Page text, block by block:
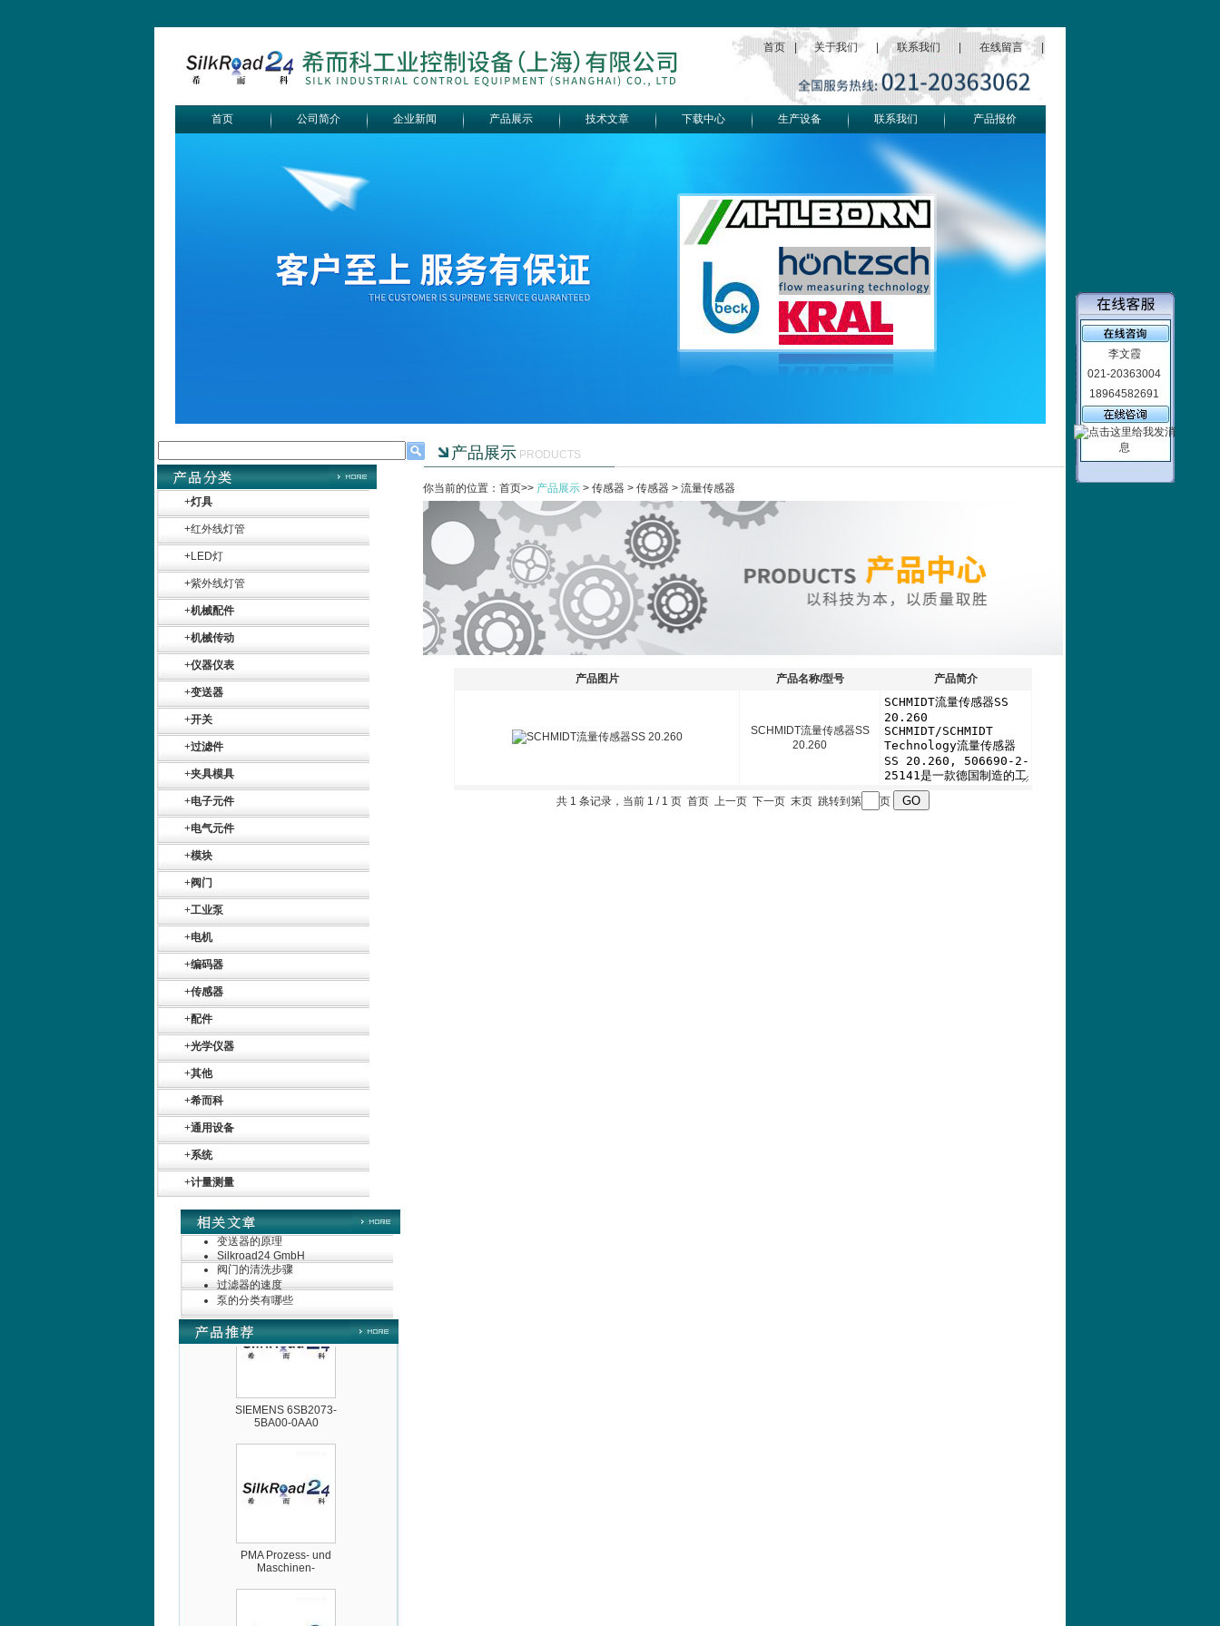
首页 关于我们 联系我们 在线留言
首页 公司简介 企业新闻 产品展示 技术文章 下载中心 生产设备 联系我们 产品报价
+灯具
+红外线灯管
+LED灯
+紫外线灯管
+机械配件
+机械传动
+仪器仪表
+变送器
+开关
+过滤件
+夹具模具
+电子元件
+电气元件
+模块
+阀门
+工业泵
+电机
+编码器
+传感器
+配件
+光学仪器
+其他
+希而科
+通用设备
+系统
+计量测量
变送器的原理
Silkroad24 GmbH
阀门的清洗步骤
过滤器的速度
泵的分类有哪些
MFT
ZIGOR
SIEMENS 6SB2073-
5BA00-0AA0
PMA Prozess- und
Maschinen-
Automation GmbH
产品展示 PRODUCTS
你当前的位置：首页>> 产品展示 > 传感器 > 传感器 > 流量传感器
产品图片 产品名称/型号 产品简介
SCHMIDT流量传感器SS
20.260
共 1 条记录，当前 1 / 1 页 首页 上一页 下一页 末页 跳转到第 页
李文霞
021-20363004
18964582691